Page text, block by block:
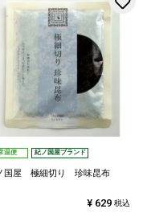
温便 紀ノ国屋ブランド
国屋 極細切り 珍味昆布
¥ 629 税込